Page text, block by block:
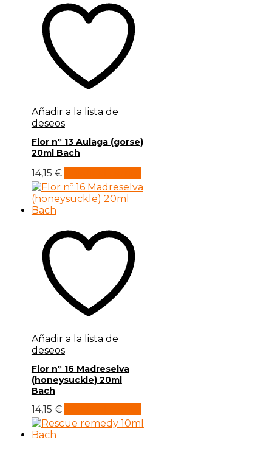
Añadir a la lista de
deseos
Flor nº 13 Aulaga (gorse)
20ml Bach
14,15 €
Añadir a la lista de
deseos
Flor nº 16 Madreselva
(honeysuckle) 20ml
Bach
14,15 €